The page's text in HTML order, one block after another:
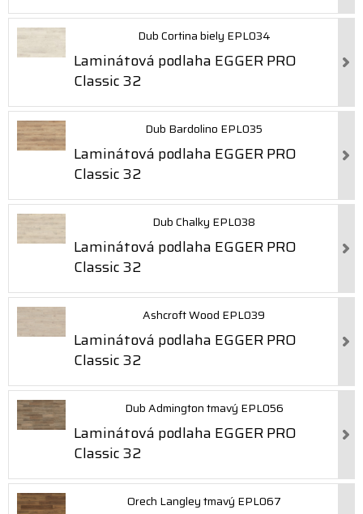
Dub Cortina biely EPL034
Laminátová podlaha EGGER PRO
Classic 32
Dub Bardolino EPL035
Laminátová podlaha EGGER PRO
Classic 32
Dub Chalky EPL038
Laminátová podlaha EGGER PRO
Classic 32
Ashcroft Wood EPL039
Laminátová podlaha EGGER PRO
Classic 32
Dub Admington tmavý EPL056
Laminátová podlaha EGGER PRO
Classic 32
Orech Langley tmavý EPL067